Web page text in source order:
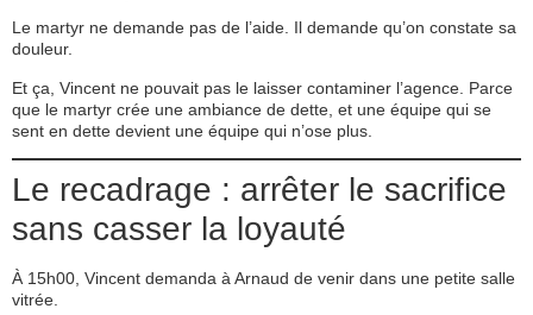
Le martyr ne demande pas de l’aide. Il demande qu’on constate sa
douleur.
Et ça, Vincent ne pouvait pas le laisser contaminer l’agence. Parce
que le martyr crée une ambiance de dette, et une équipe qui se
sent en dette devient une équipe qui n’ose plus.
Le recadrage : arrêter le sacrifice
sans casser la loyauté
À 15h00, Vincent demanda à Arnaud de venir dans une petite salle
vitrée.